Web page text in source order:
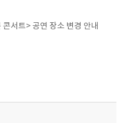
서트> 공연 장소 변경 안내